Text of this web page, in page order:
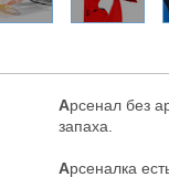
Арсенал без
запаха.
Арсеналка